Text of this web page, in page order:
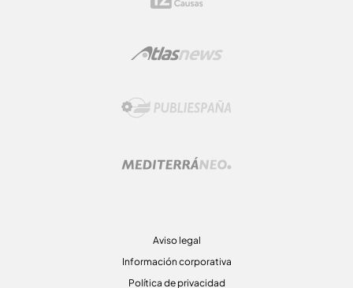
Aviso legal
Información corporativa
Política de privacidad